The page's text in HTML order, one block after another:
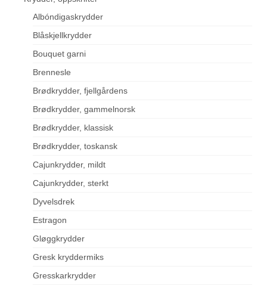
Albóndigaskrydder
Blåskjellkrydder
Bouquet garni
Brennesle
Brødkrydder, fjellgårdens
Brødkrydder, gammelnorsk
Brødkrydder, klassisk
Brødkrydder, toskansk
Cajunkrydder, mildt
Cajunkrydder, sterkt
Dyvelsdrek
Estragon
Gløggkrydder
Gresk kryddermiks
Gresskarkrydder